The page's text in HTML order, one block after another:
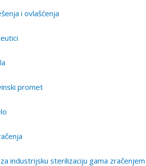
i ovlašćenja
promet
industrijsku sterilizaciju gama zračenjem